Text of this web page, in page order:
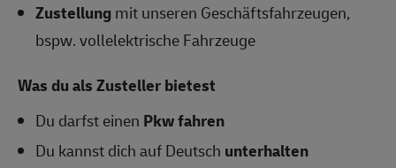
Zustellungmit unseren Geschäftsfahrzeugen,
bspw. vollelektrische Fahrzeuge
Was du als Zusteller bietest
Du darfst einen Pkw fahren
Du kannst dich auf Deutsch unterhalten